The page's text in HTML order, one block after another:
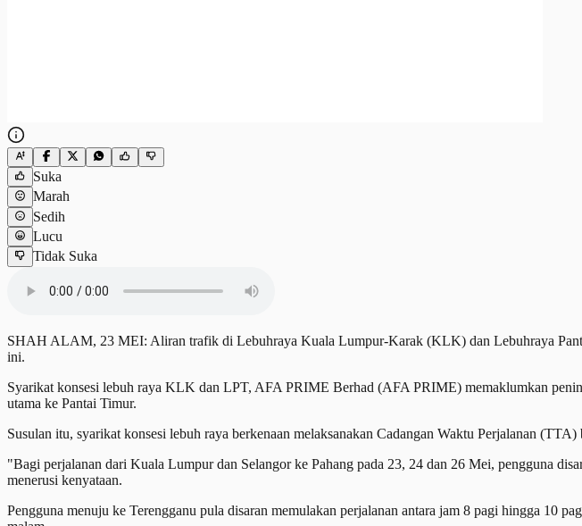
Suka
Marah
Sedih
Lucu
Tidak Suka
SHAH ALAM, 23 MEI: Aliran trafik di Lebuhraya Kuala Lumpur-Karak (KLK) dan Lebuhraya
ini.
Syarikat konsesi lebuh raya KLK dan LPT, AFA PRIME Berhad (AFA PRIME) memaklumkan
utama ke Pantai Timur.
Susulan itu, syarikat konsesi lebuh raya berkenaan melaksanakan Cadangan Waktu Perjalanan
"Bagi perjalanan dari Kuala Lumpur dan Selangor ke Pahang pada 23, 24 dan 26 Mei, pengguna
menerusi kenyataan.
Pengguna menuju ke Terengganu pula disaran memulakan perjalanan antara jam 8 pagi hingga 10